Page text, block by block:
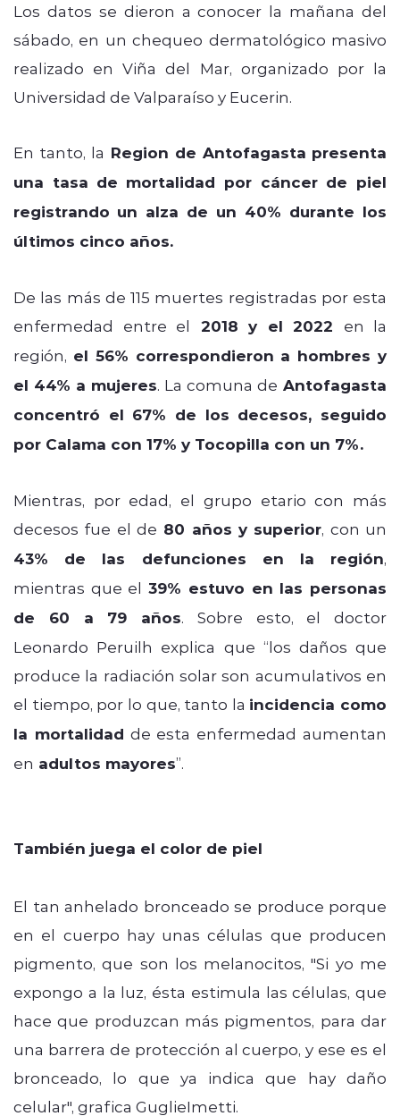
Los datos se dieron a conocer la mañana del
sábado, en un chequeo dermatológico masivo
realizado en Viña del Mar, organizado por la
Universidad de Valparaíso y Eucerin.
En tanto, la Region de Antofagasta presenta
una tasa de mortalidad por cáncer de piel
registrando un alza de un 40% durante los
últimos cinco años.
De las más de 115 muertes registradas por esta
enfermedad entre el
2018 y el 2022 en la
región, el 56% correspondieron a hombres y
el 44% a mujeres. La comuna de Antofagasta
concentró el 67% de los decesos, seguido
por Calama con 17% y Tocopilla con un 7%.
Mientras, por edad, el grupo etario con más
decesos fue el de 80 años y superior, con un
43% de las defunciones en la región,
mientras que el39% estuvo en las personas
de 60 a 79 años. Sobre esto, el doctor
Leonardo Peruilh explica que “los daños que
produce la radiación solar son acumulativos en
el tiempo, por lo que, tanto la incidencia como
la mortalidad de esta enfermedad aumentan
en adultos mayores”.
También juega el color de piel
El tan anhelado bronceado se produce porque
en el cuerpo hay unas células que producen
pigmento, que son los melanocitos, "Si yo me
expongo a la luz, ésta estimula las células, que
hace que produzcan más pigmentos, para dar
una barrera de protección al cuerpo, y ese es el
bronceado, lo que ya indica que hay daño
celular", grafica GuglieImetti.